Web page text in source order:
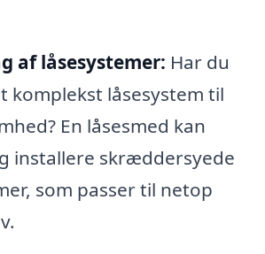
af låsesystemer: Har du
komplekst låsesystem til
En låsesmed kan
installere skræddersyede
som passer til netop